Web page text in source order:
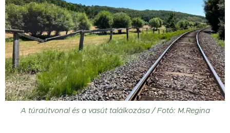
A túraútvonal és a vasút találkozása / Fotó: M.Regina